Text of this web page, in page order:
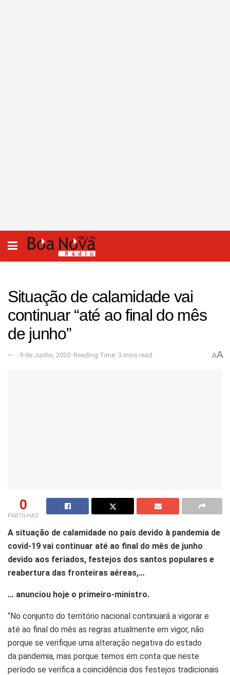
Situação de calamidade vai
continuar “até ao final do mês
de junho”
9 de Junho, 2020 Reading Time: 3 mins read AA
0
PARTILHAS
A situação de calamidade no país devido à pandemia de
covid-19 vai continuar até ao final do mês de junho
devido aos feriados, festejos dos santos populares e
reabertura das fronteiras aéreas,…
… anunciou hoje o primeiro-ministro.
“No conjunto do território nacional continuará a vigorar e
até ao final do mês as regras atualmente em vigor, não
porque se verifique uma alteração negativa do estado
da pandemia, mas porque temos em conta que neste
período se verifica a coincidência dos festejos tradicionais